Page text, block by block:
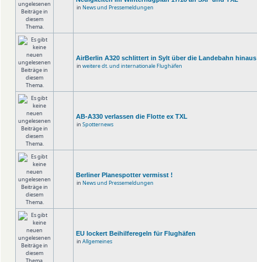
in News und Pressemeldungen
AirBerlin A320 schlittert in Sylt über die Landebahn hinaus
in weitere dt. und internationale Flughäfen
AB-A330 verlassen die Flotte ex TXL
in Spotternews
Berliner Planespotter vermisst !
in News und Pressemeldungen
EU lockert Beihilferegeln für Flughäfen
in Allgemeines